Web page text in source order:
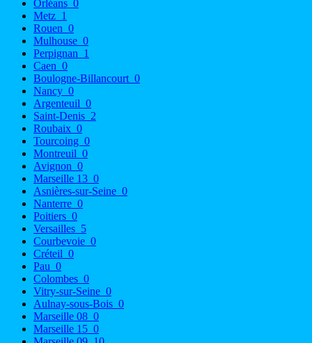
Orléans 0
Metz 1
Rouen 0
Mulhouse 0
Perpignan 1
Caen 0
Boulogne-Billancourt 0
Nancy 0
Argenteuil 0
Saint-Denis 2
Roubaix 0
Tourcoing 0
Montreuil 0
Avignon 0
Marseille 13 0
Asnières-sur-Seine 0
Nanterre 0
Poitiers 0
Versailles 5
Courbevoie 0
Créteil 0
Pau 0
Colombes 0
Vitry-sur-Seine 0
Aulnay-sous-Bois 0
Marseille 08 0
Marseille 15 0